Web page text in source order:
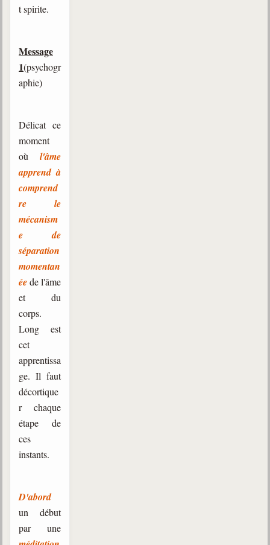
t spirite.
Message
1(psychogr
aphie)
Délicat ce
moment
où l'âme
apprend à
comprend
re le
mécanism
e de
séparation
momentan
éede l'âme
et du
corps.
Long est
cet
apprentissa
ge. Il faut
décortique
r chaque
étape de
ces
instants.
D'abord
un début
par une